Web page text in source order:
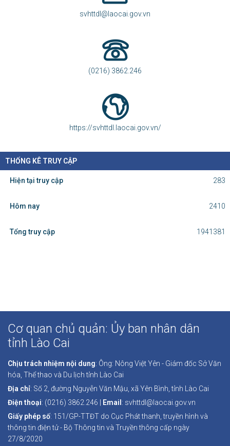
HỖ TRỢ TRỰC TUYẾN
(0216) 3862.246
https://svhttdl.laocai.gov.vn/
THỐNG KÊ TRUY CẬP
Hiện tại truy cập